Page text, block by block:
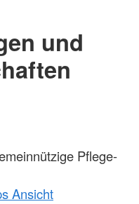
und
Pflege-
Ansicht